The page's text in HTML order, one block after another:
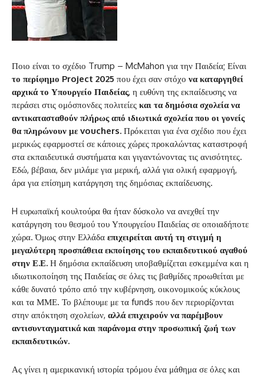
Ποιο είναι το σχέδιο Trump – McMahon για την Παιδεία; Είναι
το περίφημο Project 2025 που έχει σαν στόχο να καταργηθεί
αρχικά το Υπουργείο Παιδείας, η ευθύνη της εκπαίδευσης να
περάσει στις ομόσπονδες πολιτείες και τα δημόσια σχολεία να
αντικατασταθούν πλήρως από ιδιωτικά σχολεία που οι γονείς
θα πληρώνουν με vouchers. Πρόκειται για ένα σχέδιο που έχει
μερικώς εφαρμοστεί σε κάποιες χώρες προκαλώντας καταστροφή
στα εκπαιδευτικά συστήματα και γιγαντώνοντας τις ανισότητες.
Εδώ, βέβαια, δεν μιλάμε για μερική, αλλά για ολική εφαρμογή,
άρα για επίσημη κατάργηση της δημόσιας εκπαίδευσης.
H ευρωπαϊκή κουλτούρα θα ήταν δύσκολο να ανεχθεί την
κατάργηση του θεσμού του Υπουργείου Παιδείας σε οποιαδήποτε
χώρα. Όμως στην Ελλάδα επιχειρείται αυτή τη στιγμή η
μεγαλύτερη προσπάθεια εκποίησης του εκπαιδευτικού αγαθού
στην Ε.Ε. Η δημόσια εκπαίδευση υποβαθμίζεται εσκεμμένα και η
ιδιωτικοποίηση της Παιδείας σε όλες τις βαθμίδες προωθείται με
κάθε δυνατό τρόπο από την κυβέρνηση, οικονομικούς κύκλους
και τα ΜΜΕ. Το βλέπουμε με τα funds που δεν περιορίζονται
στην απόκτηση σχολείων, αλλά επιχειρούν να παρέμβουν
αντισυνταγματικά και παράνομα στην προσωπική ζωή των
εκπαιδευτικών.
Ας γίνει η αμερικανική ιστορία τρόμου ένα μάθημα σε όλες και